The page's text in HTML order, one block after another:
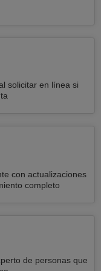
solicitar en línea si
con actualizaciones
completo
de personas que